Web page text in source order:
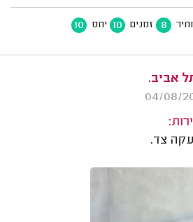
8 זמנים 10 יחס 10
אביב.
צד.